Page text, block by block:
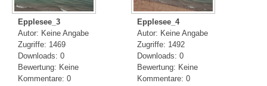
Epplesee_3
Autor: Keine Angabe
Zugriffe: 1469
Downloads: 0
Bewertung: Keine
Kommentare: 0
Epplesee_4
Autor: Keine Angabe
Zugriffe: 1492
Downloads: 0
Bewertung: Keine
Kommentare: 0